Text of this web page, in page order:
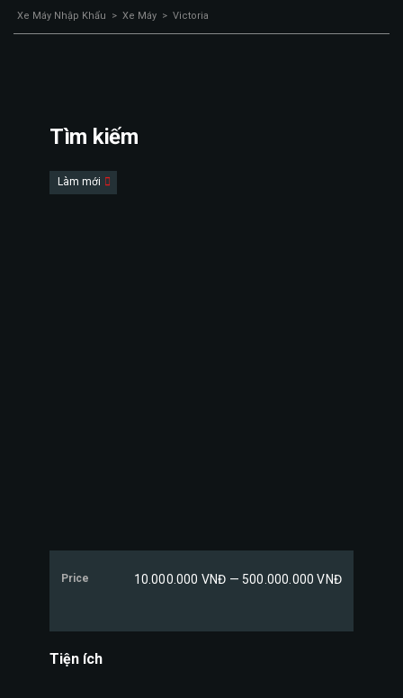
Xe Máy Nhập Khẩu > Xe Máy > Victoria
Tìm kiếm
Làm mới
Price 10.000.000 VNĐ — 500.000.000 VNĐ
Tiện ích